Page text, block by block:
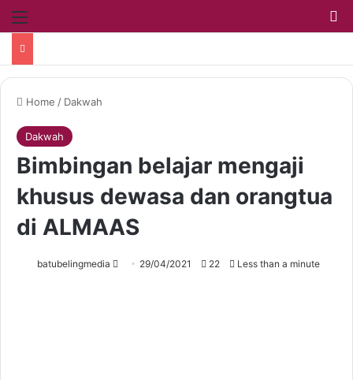
Home / Dakwah
Dakwah
Bimbingan belajar mengaji
khusus dewasa dan orangtua
di ALMAAS
batubelingmedia 29/04/2021 22 Less than a minute